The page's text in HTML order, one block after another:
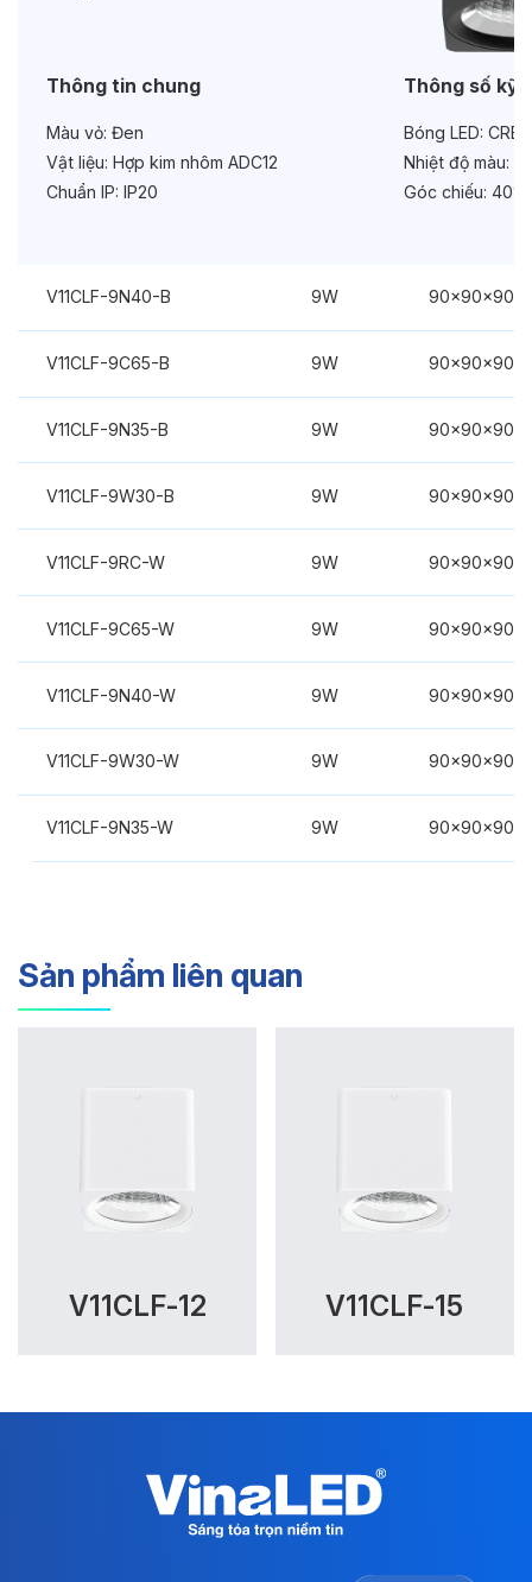
Thông tin chung
Màu vỏ: Đen
Vật liệu: Hợp kim nhôm ADC12
Chuẩn IP: IP20
Thông số kỹ
Bóng LED:
Nhiệt độ màu:
Góc chiếu: 40°
V11CLF-9N40-B 9W
V11CLF-9C65-B 9W
V11CLF-9N35-B 9W
V11CLF-9W30-B 9W
V11CLF-9RC-W 9W
V11CLF-9C65-W 9W
V11CLF-9N40-W 9W
V11CLF-9W30-W 9W
V11CLF-9N35-W 9W
Sản phẩm liên quan
V11CLF-12 V11CLF-15